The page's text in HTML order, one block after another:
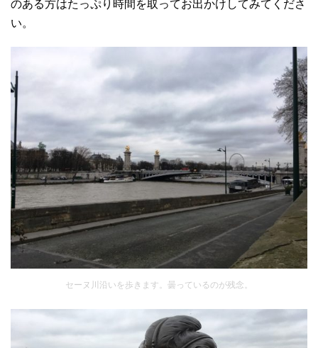
のある方はたっぷり時間を取ってお出かけしてみてくださ
い。
セーヌ川沿いを歩きます。曇っているのが残念。